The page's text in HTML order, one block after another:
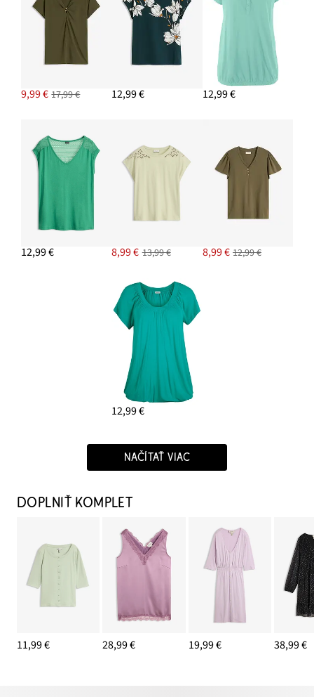
PRIDAŤ DO KOŠÍKA
9,99 € 17,99 € 12,99 € 12,99 €
12,99 € 8,99 € 13,99 € 8,99 € 12,99 €
12,99 €
NAČÍTAŤ VIAC
DOPLNIŤ KOMPLET
11,99 € 28,99 € 19,99 € 38,99 €